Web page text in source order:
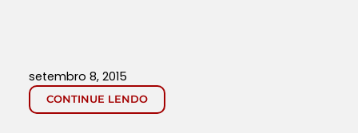
CONTINUE LENDO
setembro 8, 2015